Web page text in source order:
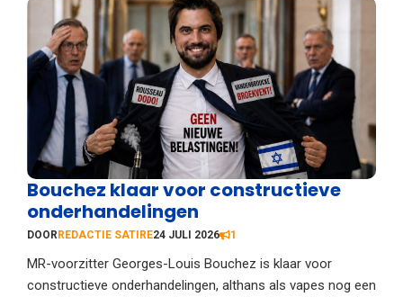
Bouchez klaar voor constructieve
onderhandelingen
DOORREDACTIE SATIRE24 JULI 2026 1
MR-voorzitter Georges-Louis Bouchez is klaar voor
constructieve onderhandelingen, althans als vapes nog een